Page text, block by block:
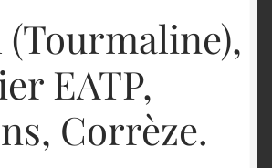
(Tourmaline),
EATP,
Corrèze.